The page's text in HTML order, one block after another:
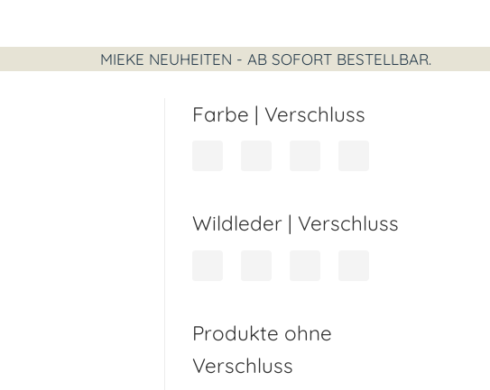
MIEKE NEUHEITEN - AB SOFORT BESTELLBAR.
Farbe | Verschluss
Wildleder | Verschluss
Produkte ohne
Verschluss